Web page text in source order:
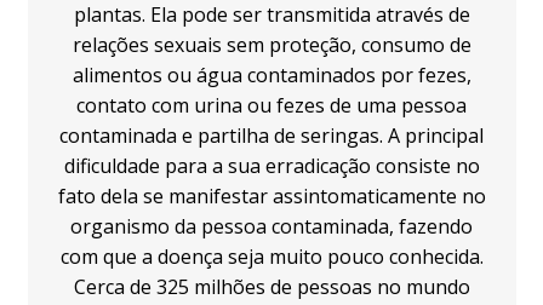
plantas. Ela pode ser transmitida através de
relações sexuais sem proteção, consumo de
alimentos ou água contaminados por fezes,
contato com urina ou fezes de uma pessoa
contaminada e partilha de seringas. A principal
dificuldade para a sua erradicação consiste no
fato dela se manifestar assintomaticamente no
organismo da pessoa contaminada, fazendo
com que a doença seja muito pouco conhecida.
Cerca de 325 milhões de pessoas no mundo